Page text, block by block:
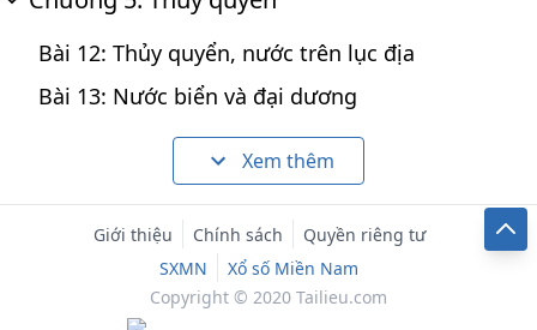
Bài 12: Thủy quyển, nước trên lục địa
Bài 13: Nước biển và đại dương
Xem thêm
Giới thiệu Chính sách
Quyền riêng tư
SXMN
Xổ số Miền Nam
Copyright © 2020 Tailieu.com